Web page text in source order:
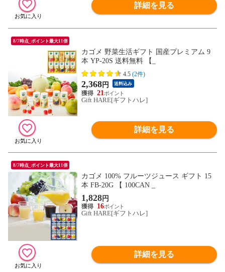
詳細を見る
8/7時点_ポイント最大11倍
カゴメ 野菜生活ギフト 国産プレミアム 9
本 YP-20S 送料無料 【_
4.5 (2件)
2,368円 送料込み
21
Gift HARE[ギフトハレ]
詳細を見る
8/7時点_ポイント最大11倍
カゴメ 100% フルーツジュース ギフト 15
本 FB-20G 【 100CAN _
1,828円
16
Gift HARE[ギフトハレ]
詳細を見る